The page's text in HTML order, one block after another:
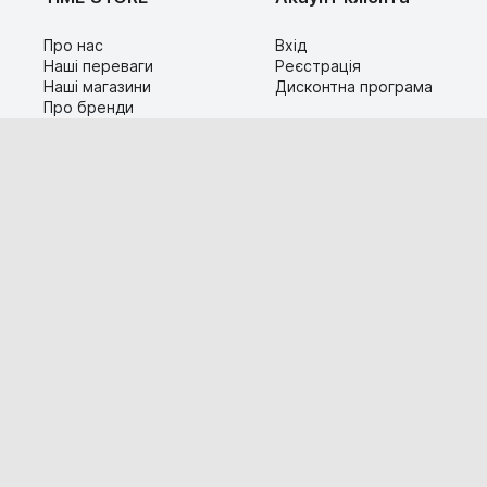
Про нас
Наші переваги
Наші магазини
Про бренди
Вхід
Реєстрація
Дисконтна програма